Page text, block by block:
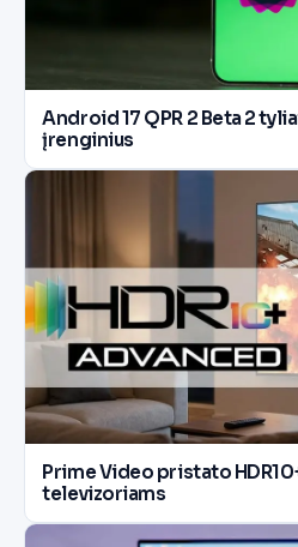
Android 17 QPR 2 Beta 2
įrenginius
Prime Video pristato
televizoriams